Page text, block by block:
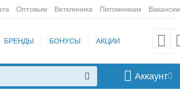
Оптовым Ветклиника Питомникам Вакансии
БРЕНДЫ БОНУСЫ АКЦИИ
Аккаунт